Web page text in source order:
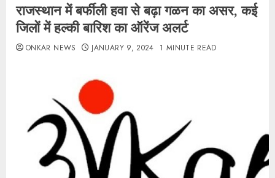
राजस्थान में बर्फीली हवा से बढ़ा गळन का असर, कई
जिलों में हल्की बारिश का ऑरेंज अलर्ट
ONKAR NEWS JANUARY 9, 2024 1 MINUTE READ